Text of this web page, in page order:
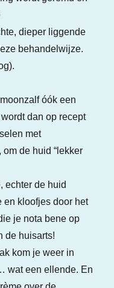
dieper liggende
behandelwijze.
óók een
dan op recept
met
de huid “lekker
echter de huid
en kloofjes door het
je nota bene op
de huisarts!
kom je weer in
wat een ellende. En